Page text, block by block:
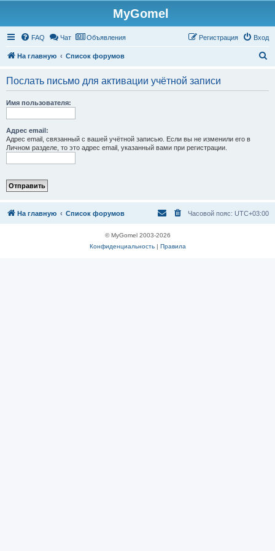
MyGomel
FAQ Чат Объявления Вход
Регистрация
На главную Список форумов
Послать письмо для активации учётной записи
Имя пользователя:
Адрес email:
Адрес email, связанный с вашей учётной записью. Если вы не изменили его в
Личном разделе, то это адрес email, указанный вами при регистрации.
На главную Список форумов Часовой пояс: UTC+03:00
© MyGomel 2003-2026
Конфиденциальность| Правила